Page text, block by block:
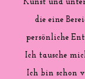
Kunst und
die eine
persönliche
Ich tausche
Ich bin schon